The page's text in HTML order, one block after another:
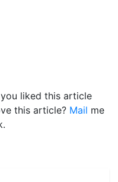
liked this article
this article? Mail me